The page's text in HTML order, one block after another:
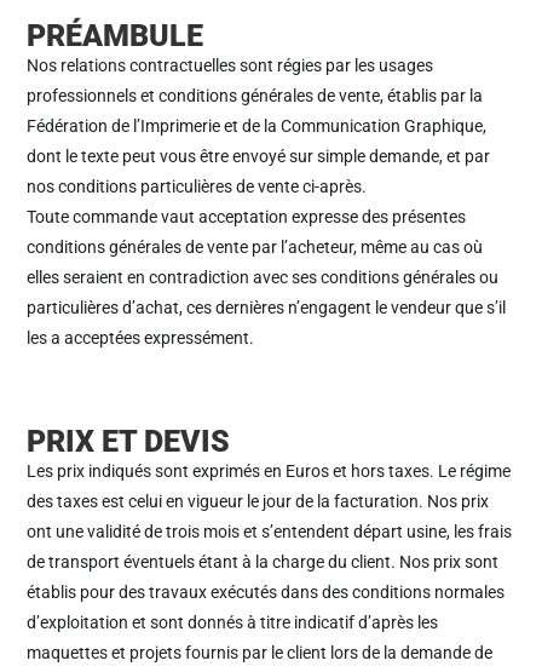
PRÉAMBULE
Nos relations contractuelles sont régies par les usages
professionnels et conditions générales de vente, établis par la
Fédération de l’Imprimerie et de la Communication Graphique,
dont le texte peut vous être envoyé sur simple demande, et par
nos conditions particulières de vente ci-après.
Toute commande vaut acceptation expresse des présentes
conditions générales de vente par l’acheteur, même au cas où
elles seraient en contradiction avec ses conditions générales ou
particulières d’achat, ces dernières n’engagent le vendeur que s’il
les a acceptées expressément.
PRIX ET DEVIS
Les prix indiqués sont exprimés en Euros et hors taxes. Le régime
des taxes est celui en vigueur le jour de la facturation. Nos prix
ont une validité de trois mois et s’entendent départ usine, les frais
de transport éventuels étant à la charge du client. Nos prix sont
établis pour des travaux exécutés dans des conditions normales
d’exploitation et sont donnés à titre indicatif d’après les
maquettes et projets fournis par le client lors de la demande de